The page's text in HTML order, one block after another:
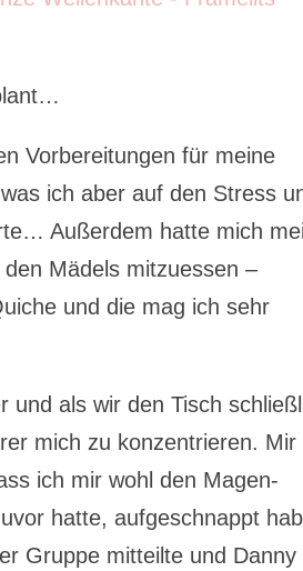
Vorbereitungen für meine
ich aber auf den Stress
Außerdem hatte mich
Mädels mitzuessen –
und die mag ich sehr
und als wir den Tisch
mich zu konzentrieren. Mir
ich mir wohl den Magen-
hatte, aufgeschnappt
Gruppe mitteilte und Danny